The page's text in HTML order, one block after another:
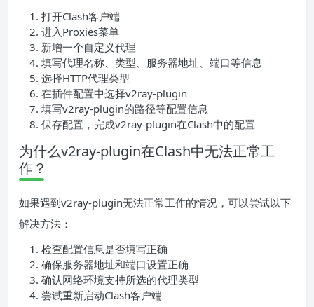
打开Clash客户端
进入Proxies菜单
新增一个自定义代理
填写代理名称、类型、服务器地址、端口等信息
选择HTTP代理类型
在插件配置中选择v2ray-plugin
填写v2ray-plugin的路径等配置信息
保存配置，完成v2ray-plugin在Clash中的配置
为什么v2ray-plugin在Clash中无法正常工
作？
如果遇到v2ray-plugin无法正常工作的情况，可以尝试以下
解决方法：
检查配置信息是否填写正确
确保服务器地址和端口设置正确
确认网络环境支持所选的代理类型
尝试重新启动Clash客户端